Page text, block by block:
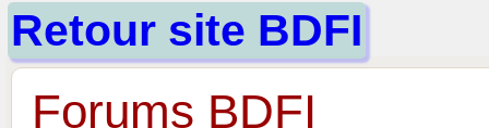
Retour site BDFI
Forums BDFI